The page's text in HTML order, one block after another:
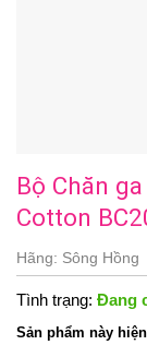
Bộ Chăn
Cotton
Hãng: Sông Hồng
Tình trạng: Đang
Sản phẩm này